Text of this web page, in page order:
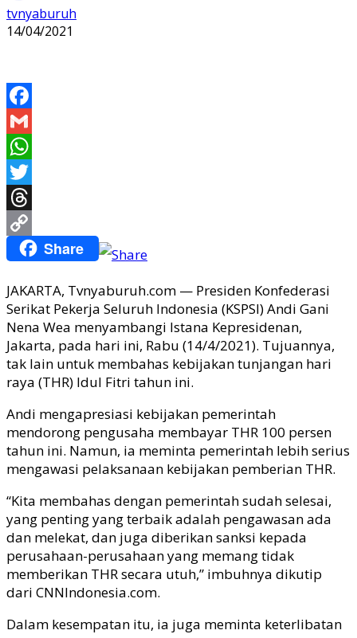
tvnyaburuh
14/04/2021
Facebook
Gmail
WhatsApp
Twitter
Threads
Copy Share
JAKARTA, Tvnyaburuh.com — Presiden Konfederasi
Serikat Pekerja Seluruh Indonesia (KSPSI) Andi Gani
Nena Wea menyambangi Istana Kepresidenan,
Jakarta, pada hari ini, Rabu (14/4/2021). Tujuannya,
tak lain untuk membahas kebijakan tunjangan hari
raya (THR) Idul Fitri tahun ini.
Andi mengapresiasi kebijakan pemerintah
mendorong pengusaha membayar THR 100 persen
tahun ini. Namun, ia meminta pemerintah lebih serius
mengawasi pelaksanaan kebijakan pemberian THR.
“Kita membahas dengan pemerintah sudah selesai,
yang penting yang terbaik adalah pengawasan ada
dan melekat, dan juga diberikan sanksi kepada
perusahaan-perusahaan yang memang tidak
memberikan THR secara utuh,” imbuhnya dikutip
dari CNNIndonesia.com.
Dalam kesempatan itu, ia juga meminta keterlibatan